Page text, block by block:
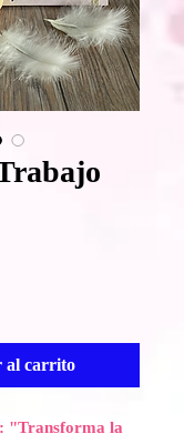
al carrito
"Transforma la